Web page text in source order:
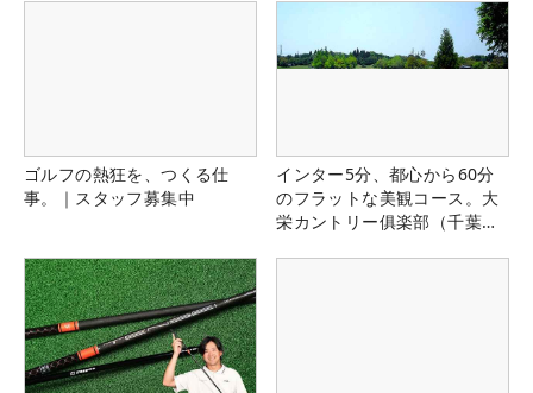
ゴルフの熱狂を、つくる仕
事。｜スタッフ募集中
インター5分、都心から60分
のフラットな美観コース。大
栄カントリー俱楽部（千葉